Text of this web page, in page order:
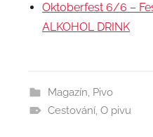
Oktoberfest 6/6 –
ALKOHOL DRINK
Magazín, Pivo
Cestování, O pivu